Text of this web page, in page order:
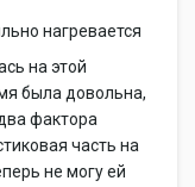
нагревается
на этой
была довольна,
фактора
часть на
не могу ей